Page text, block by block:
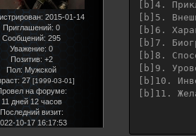
: 2015-01-14
Приглашений: 0
Сообщений: 295
Уважение: 0
Позитив: +2
Пол: Мужской
27 [1999-03-01]
на форуме:
11 дней 12 часов
Последний визит:
10-17 16:17:53
[b]4.
[b]5.
[b]6.
[b]7.
[b]8.
[b]9.
[b]10.
[b]11.